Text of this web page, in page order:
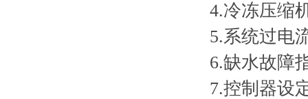
4.冷冻压缩
5.系统过电
6.缺水故障
7.控制器设